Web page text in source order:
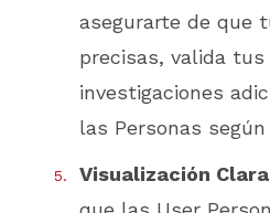
asegurarte de que
precisas, valida tus
investigaciones
las Personas
Visualización